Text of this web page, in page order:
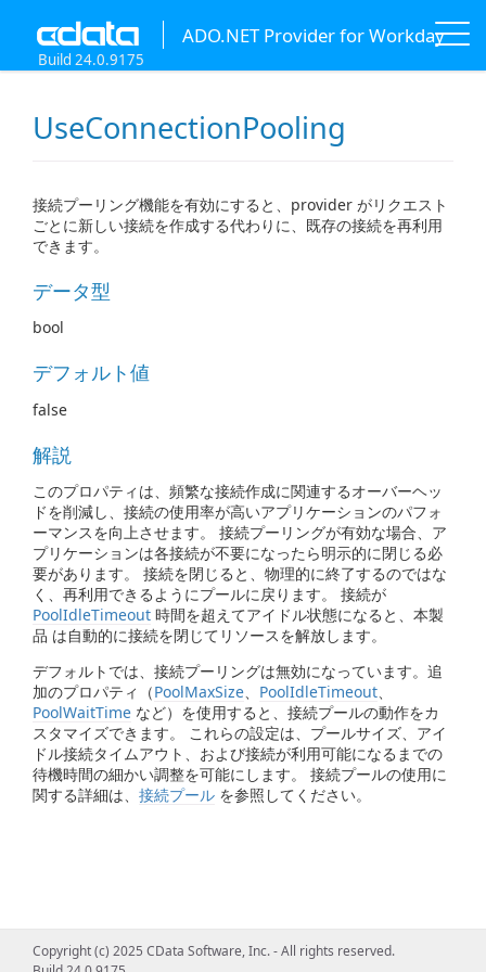
ADO.NET Provider for Workday
Build 24.0.9175
UseConnectionPooling
接続プーリング機能を有効にすると、provider がリクエスト
ごとに新しい接続を作成する代わりに、既存の接続を再利用
できます。
データ型
bool
デフォルト値
false
解説
このプロパティは、頻繁な接続作成に関連するオーバーヘッ
ドを削減し、接続の使用率が高いアプリケーションのパフォ
ーマンスを向上させます。 接続プーリングが有効な場合、ア
プリケーションは各接続が不要になったら明示的に閉じる必
要があります。 接続を閉じると、物理的に終了するのではな
く、再利用できるようにプールに戻ります。 接続が
PoolIdleTimeout 時間を超えてアイドル状態になると、本製
品 は自動的に接続を閉じてリソースを解放します。
デフォルトでは、接続プーリングは無効になっています。追
加のプロパティ（PoolMaxSize、 PoolIdleTimeout、
PoolWaitTime など）を使用すると、接続プールの動作をカ
スタマイズできます。 これらの設定は、プールサイズ、アイ
ドル接続タイムアウト、および接続が利用可能になるまでの
待機時間の細かい調整を可能にします。 接続プールの使用に
関する詳細は、 接続プール を参照してください。
Copyright (c) 2025 CData Software, Inc. - All rights reserved.